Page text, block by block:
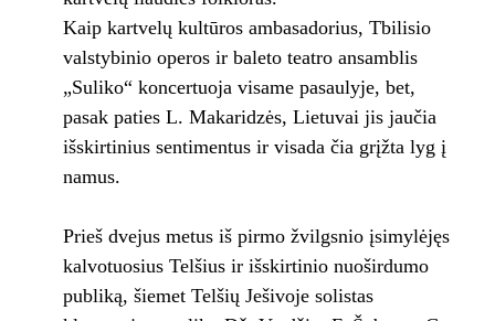
Kaip kartvelų kultūros ambasadorius, Tbilisio
valstybinio operos ir baleto teatro ansamblis
„Suliko“ koncertuoja visame pasaulyje, bet,
pasak paties L. Makaridzės, Lietuvai jis jaučia
išskirtinius sentimentus ir visada čia grįžta lyg į
namus.
Prieš dvejus metus iš pirmo žvilgsnio įsimylėjęs
kalvotuosius Telšius ir išskirtinio nuoširdumo
publiką, šiemet Telšių Ješivoje solistas